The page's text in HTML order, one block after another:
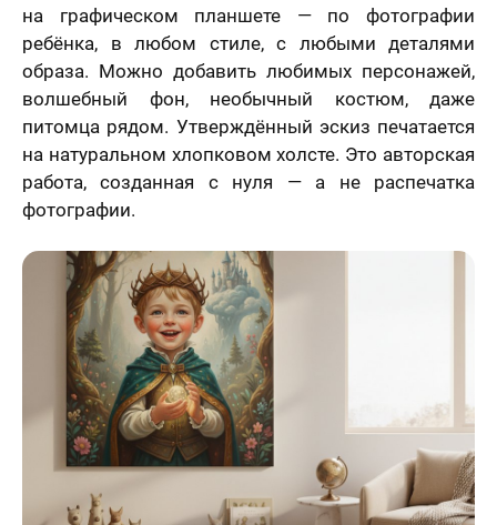
на графическом планшете — по фотографии
ребёнка, в любом стиле, с любыми деталями
образа. Можно добавить любимых персонажей,
волшебный фон, необычный костюм, даже
питомца рядом. Утверждённый эскиз печатается
на натуральном хлопковом холсте. Это авторская
работа, созданная с нуля — а не распечатка
фотографии.